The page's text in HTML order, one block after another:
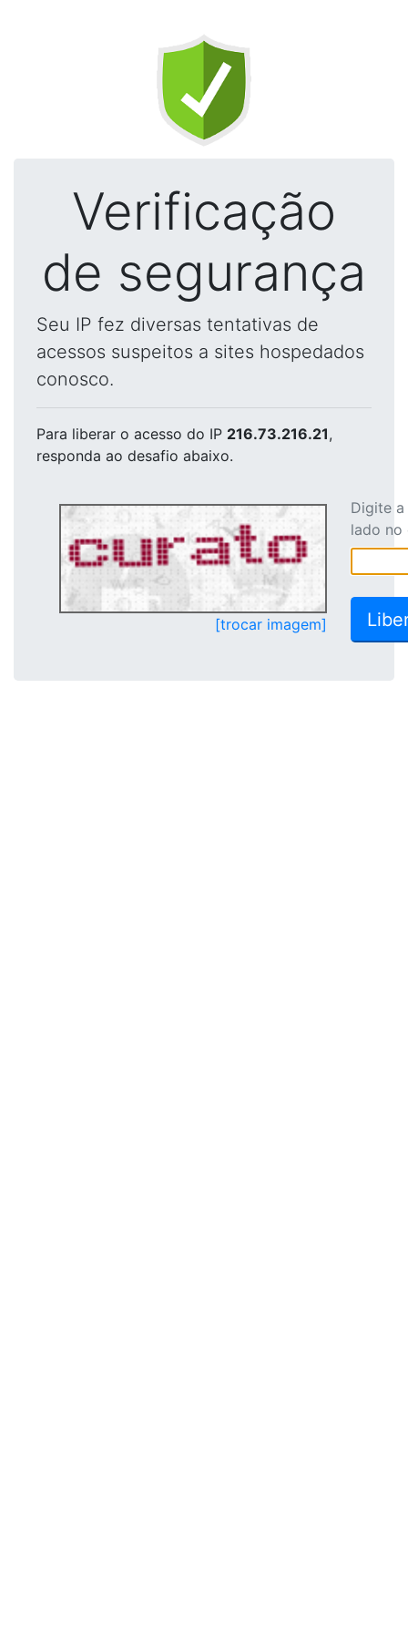
Verificação
de segurança
Seu IP fez diversas tentativas de
acessos suspeitos a sites hospedados
conosco.
Para liberar o acesso do IP 216.73.216.21,
responda ao desafio abaixo.
[trocar imagem]
Digite
lado no